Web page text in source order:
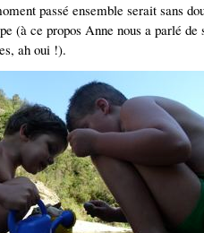
passé ensemble serait sans
(à ce propos Anne nous a parlé
ah oui !).